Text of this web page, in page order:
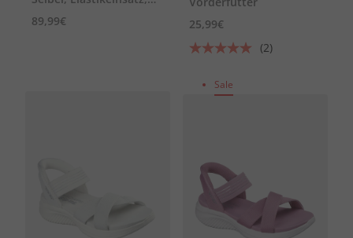
Weite G
89,99€
25,99€
(2)
Sale